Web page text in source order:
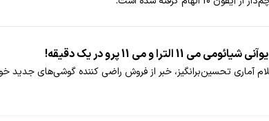
آماری تحسین‌برانگیز، خبر از فروش راضی کننده گوشی‌های جدید